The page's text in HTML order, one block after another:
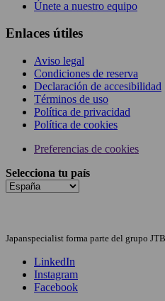
Únete a nuestro equipo
Enlaces útiles
Aviso legal
Condiciones de reserva
Declaración de accesibilidad
Términos de uso
Política de privacidad
Política de cookies
Preferencias de cookies
Selecciona tu país
Japanspecialist forma parte del grupo JTB
LinkedIn
Instagram
Facebook